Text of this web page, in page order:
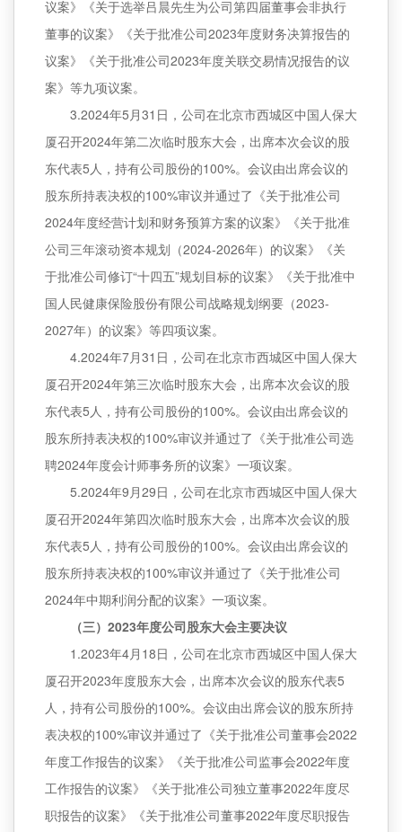
议案》《关于选举吕晨先生为公司第四届董事会非执行
董事的议案》《关于批准公司2023年度财务决算报告的
议案》《关于批准公司2023年度关联交易情况报告的议
案》等九项议案。
3.2024年5月31日，公司在北京市西城区中国人保大
厦召开2024年第二次临时股东大会，出席本次会议的股
东代表5人，持有公司股份的100%。会议由出席会议的
股东所持表决权的100%审议并通过了《关于批准公司
2024年度经营计划和财务预算方案的议案》《关于批准
公司三年滚动资本规划（2024-2026年）的议案》《关
于批准公司修订“十四五”规划目标的议案》《关于批准中
国人民健康保险股份有限公司战略规划纲要（2023-
2027年）的议案》等四项议案。
4.2024年7月31日，公司在北京市西城区中国人保大
厦召开2024年第三次临时股东大会，出席本次会议的股
东代表5人，持有公司股份的100%。会议由出席会议的
股东所持表决权的100%审议并通过了《关于批准公司选
聘2024年度会计师事务所的议案》一项议案。
5.2024年9月29日，公司在北京市西城区中国人保大
厦召开2024年第四次临时股东大会，出席本次会议的股
东代表5人，持有公司股份的100%。会议由出席会议的
股东所持表决权的100%审议并通过了《关于批准公司
2024年中期利润分配的议案》一项议案。
（三）2023年度公司股东大会主要决议
1.2023年4月18日，公司在北京市西城区中国人保大
厦召开2023年度股东大会，出席本次会议的股东代表5
人，持有公司股份的100%。会议由出席会议的股东所持
表决权的100%审议并通过了《关于批准公司董事会2022
年度工作报告的议案》《关于批准公司监事会2022年度
工作报告的议案》《关于批准公司独立董事2022年度尽
职报告的议案》《关于批准公司董事2022年度尽职报告